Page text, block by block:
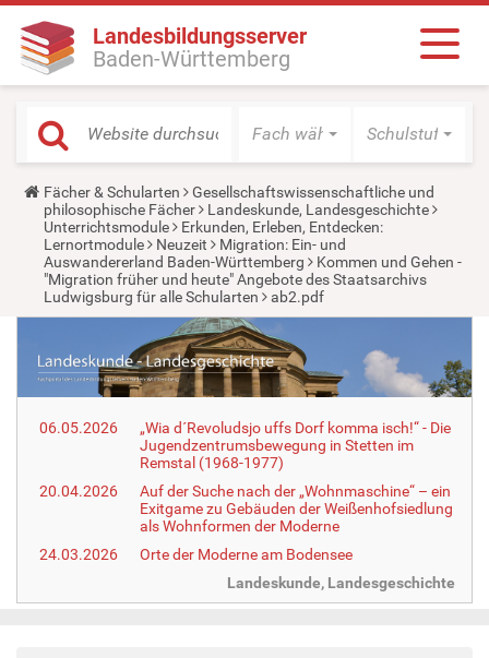
Landesbildungsserver
Baden-Württemberg
Fach wählen Schulstufe
Y
o
u
a
r
e
h
e
:
Fächer & Schularten
Gesellschaftswissenschaftliche und
philosophische Fächer
Landeskunde, Landesgeschichte
Unterrichtsmodule
Erkunden, Erleben, Entdecken:
Lernortmodule
Neuzeit
Migration: Ein- und
Auswandererland Baden-Württemberg
Kommen und Gehen -
"Migration früher und heute" Angebote des Staatsarchivs
Ludwigsburg für alle Schularten
ab2.pdf
06.05.2026
„Wia d´Revoludsjo uffs Dorf komma isch!“ - Die
Jugendzentrumsbewegung in Stetten im
Remstal (1968-1977)
20.04.2026
Auf der Suche nach der „Wohnmaschine“ – ein
Exitgame zu Gebäuden der Weißenhofsiedlung
als Wohnformen der Moderne
24.03.2026
Orte der Moderne am Bodensee
Landeskunde, Landesgeschichte